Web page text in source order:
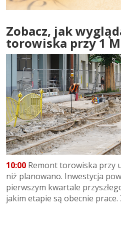
Zobacz, jak
torowiska przy 1
10:00 Remont torowiska przy
niż planowano. Inwestycja
pierwszym kwartale
jakim etapie są obecnie prace.